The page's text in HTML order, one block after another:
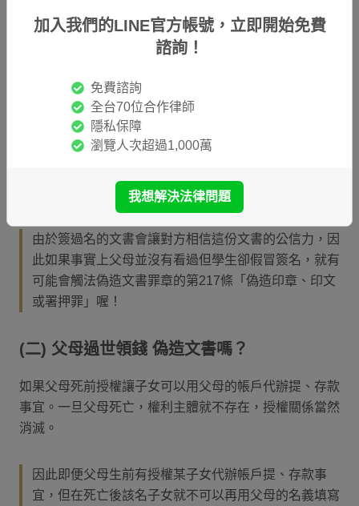
其實偽造文書是刑法法典裡的1個章節，正確的說法是
第15章 偽造文書印文罪」。除了前面說明的第210條
書印文罪的範圍裡，像是
是兩種不同的偽造文書罪別，偽造他人簽名
以偷偷用父母的印章蓋自己的成績單呢？
由於簽過名的文書會讓對方相信這份文書的公信力，因
此如果事實上父母並沒有看過但學生卻假冒簽名，就有
可能會觸法偽造文書罪章的第217條「偽造印章、印文
或署押罪」喔！
(二) 父母過世領錢 偽造文書嗎？
如果父母死前授權讓子女可以用父母的帳戶代辦提、存款
事宜。一旦父母死亡，權利主體就不存在，授權關係當然
消滅。
因此即便父母生前有授權某子女代辦帳戶提、存款事
宜，但在死亡後該名子女就不可以再用父母的名義填寫
加入我們的LINE官方帳號，立即開始免費
諮詢！
免費諮詢
全台70位合作律師
隱私保障
瀏覽人次超過1,000萬
我想解決法律問題